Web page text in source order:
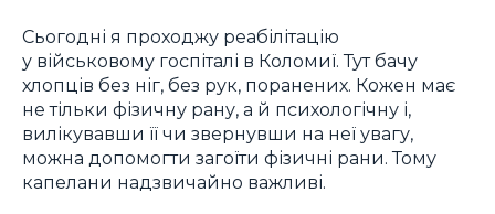
Сьогодні я проходжу реабілітацію
у військовому госпіталі в Коломиї. Тут бачу
хлопців без ніг, без рук, поранених. Кожен має
не тільки фізичну рану, а й психологічну і,
вилікувавши її чи звернувши на неї увагу,
можна допомогти загоїти фізичні рани. Тому
капелани надзвичайно важливі.